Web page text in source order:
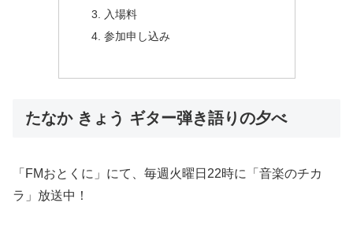
入場料
参加申し込み
たなか きょう ギター弾き語りの夕べ
「FMおとくに」にて、毎週火曜日22時に「音楽のチカ
ラ」放送中！